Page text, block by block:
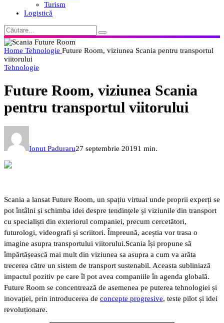
Turism
Logistică
Home Tehnologie Future Room, viziunea Scania pentru transportul
viitorului
Tehnologie
Future Room, viziunea Scania
pentru transportul viitorului
Ionut Paduraru27 septembrie 20191 min.
Scania a lansat Future Room, un spațiu virtual unde proprii experți se
pot întâlni și schimba idei despre tendințele și viziunile din transport
cu specialiști din exteriorul companiei, precum cercetători,
futurologi, videografi și scriitori. Împreună, aceștia vor trasa o
imagine asupra transportului viitorului.Scania își propune să
împărtășească mai mult din viziunea sa asupra a cum va arăta
trecerea către un sistem de transport sustenabil. Aceasta subliniază
impactul pozitiv pe care îl pot avea companiile în agenda globală.
Future Room se concentrează de asemenea pe puterea tehnologiei și
inovației, prin introducerea de concepte progresive, teste pilot și idei
revoluționare.